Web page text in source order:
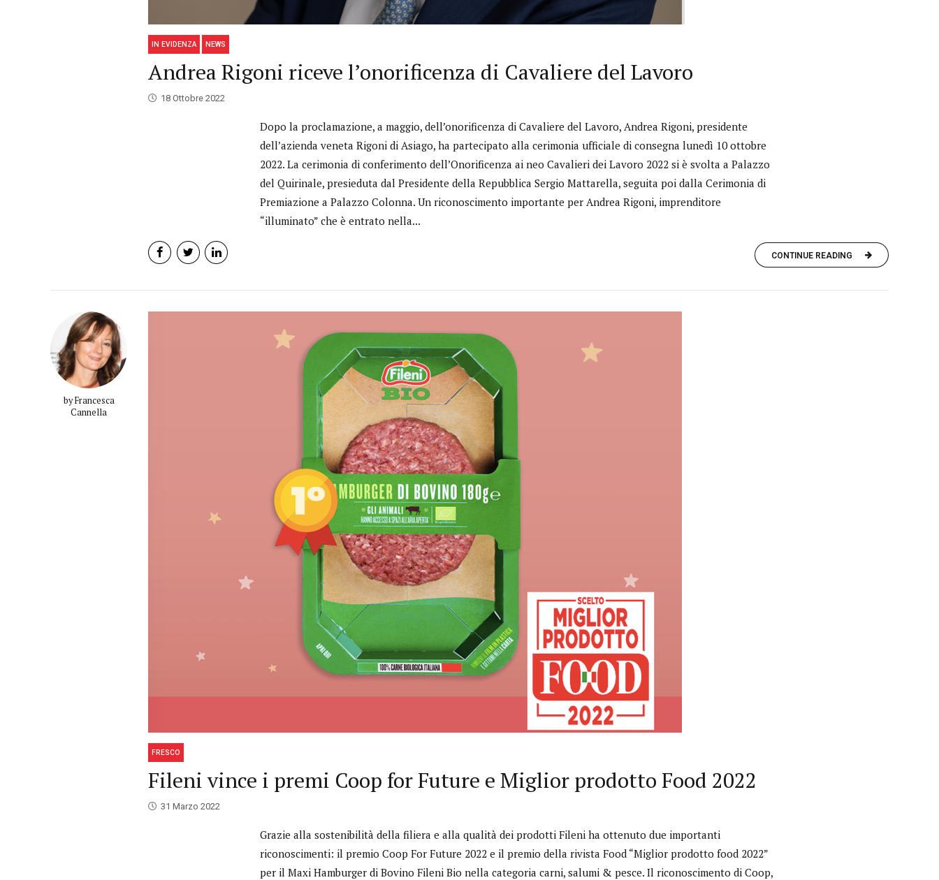
IN EVIDENZA NEWS
Andrea Rigoni riceve l’onorificenza di Cavaliere del Lavoro
18 Ottobre 2022
Dopo la proclamazione, a maggio, dell’onorificenza di Cavaliere del Lavoro, Andrea Rigoni, presidente
dell’azienda veneta Rigoni di Asiago, ha partecipato alla cerimonia ufficiale di consegna lunedì 10 ottobre
2022. La cerimonia di conferimento dell’Onorificenza ai neo Cavalieri dei Lavoro 2022 si è svolta a Palazzo
del Quirinale, presieduta dal Presidente della Repubblica Sergio Mattarella, seguita poi dalla Cerimonia di
Premiazione a Palazzo Colonna. Un riconoscimento importante per Andrea Rigoni, imprenditore
“illuminato” che è entrato nella...
CONTINUE READING
by Francesca
Cannella
FRESCO
Fileni vince i premi Coop for Future e Miglior prodotto Food 2022
31 Marzo 2022
Grazie alla sostenibilità della filiera e alla qualità dei prodotti Fileni ha ottenuto due importanti
riconoscimenti: il premio Coop For Future 2022 e il premio della rivista Food “Miglior prodotto food 2022”
per il Maxi Hamburger di Bovino Fileni Bio nella categoria carni, salumi & pesce. Il riconoscimento di Coop,